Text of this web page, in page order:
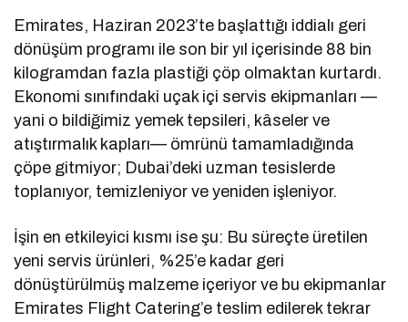
Emirates, Haziran 2023’te başlattığı iddialı geri
dönüşüm programı ile son bir yıl içerisinde 88 bin
kilogramdan fazla plastiği çöp olmaktan kurtardı.
Ekonomi sınıfındaki uçak içi servis ekipmanları —
yani o bildiğimiz yemek tepsileri, kâseler ve
atıştırmalık kapları— ömrünü tamamladığında
çöpe gitmiyor; Dubai’deki uzman tesislerde
toplanıyor, temizleniyor ve yeniden işleniyor.
İşin en etkileyici kısmı ise şu: Bu süreçte üretilen
yeni servis ürünleri, %25’e kadar geri
dönüştürülmüş malzeme içeriyor ve bu ekipmanlar
Emirates Flight Catering’e teslim edilerek tekrar